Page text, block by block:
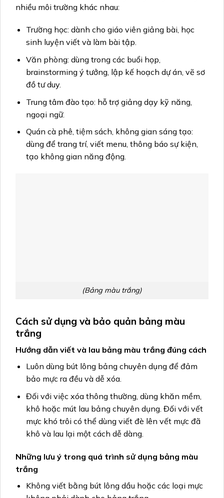
nhiều môi trường khác nhau:
Trường học: dành cho giáo viên giảng bài, học
sinh luyện viết và làm bài tập.
Văn phòng: dùng trong các buổi họp,
brainstorming ý tưởng, lập kế hoạch dự án, vẽ sơ
đồ tư duy.
Trung tâm đào tạo: hỗ trợ giảng dạy kỹ năng,
ngoại ngữ.
Quán cà phê, tiệm sách, không gian sáng tạo:
dùng để trang trí, viết menu, thông báo sự kiện,
tạo không gian năng động.
(Bảng màu trắng)
Cách sử dụng và bảo quản bảng màu
trắng
Hướng dẫn viết và lau bảng màu trắng đúng cách
Luôn dùng bút lông bảng chuyên dụng để đảm
bảo mực ra đều và dễ xóa.
Đối với việc xóa thông thường, dùng khăn mềm,
khô hoặc mút lau bảng chuyên dụng. Đối với vết
mực khó trôi có thể dùng viết đè lên vết mực đã
khô và lau lại một cách dễ dàng.
Những lưu ý trong quá trình sử dụng bảng màu
trắng
Không viết bằng bút lông dầu hoặc các loại mực